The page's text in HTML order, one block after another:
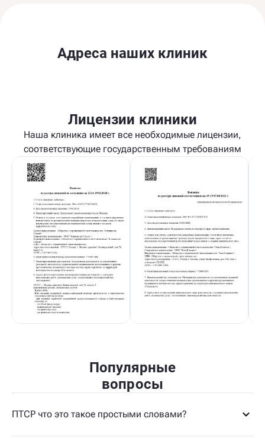
Адреса наших клиник
Лицензии клиники
Наша клиника имеет все необходимые лицензии,
соответствующие государственным требованиям
Популярные
вопросы
ПТСР что это такое простыми словами?